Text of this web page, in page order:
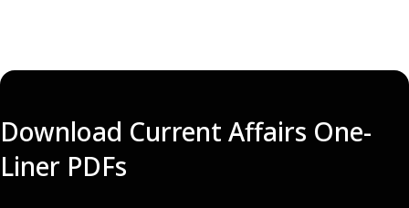
Download Current Affairs One-
Liner PDFs